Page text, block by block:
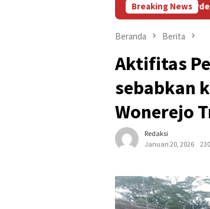
Breaking News
Kemerdekaan, 515 Narapidana Lapas
Beranda Berita
Aktifitas
sebabkan
Wonerejo
Redaksi
Januari 20, 2026